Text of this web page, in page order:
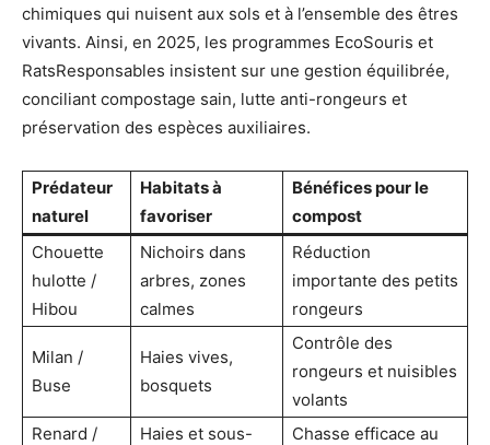
chimiques qui nuisent aux sols et à l’ensemble des êtres
vivants. Ainsi, en 2025, les programmes EcoSouris et
RatsResponsables insistent sur une gestion équilibrée,
conciliant compostage sain, lutte anti-rongeurs et
préservation des espèces auxiliaires.
Prédateur
naturel
Habitats à
favoriser
Bénéfices pour le
compost
Chouette
hulotte /
Hibou
Nichoirs dans
arbres, zones
calmes
Réduction
importante des petits
rongeurs
Milan /
Buse
Haies vives,
bosquets
Contrôle des
rongeurs et nuisibles
volants
Renard /
Haies et sous-
Chasse efficace au